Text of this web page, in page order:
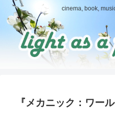
cinema, book,
『メカニック：ワー